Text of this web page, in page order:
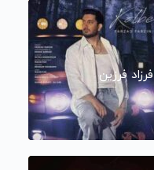
فرزاد فرزین